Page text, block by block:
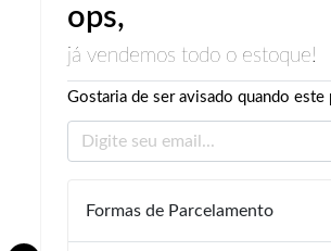
ops,
já vendemos todo o estoque!
Gostaria de ser avisado quando este
Formas de Parcelamento